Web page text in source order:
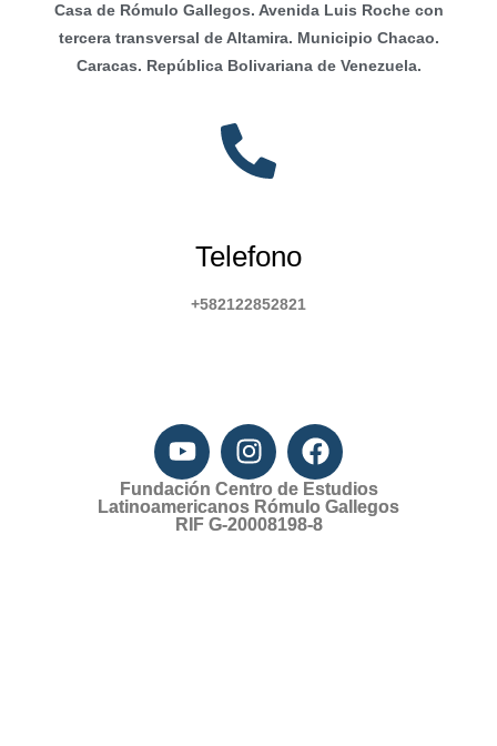
Casa de Rómulo Gallegos. Avenida Luis Roche con
tercera transversal de Altamira. Municipio Chacao.
Caracas. República Bolivariana de Venezuela.
Telefono
+582122852821
Fundación Centro de Estudios
Latinoamericanos Rómulo Gallegos
RIF G-20008198-8